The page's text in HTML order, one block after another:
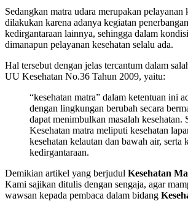
Sedangkan matra udara merupakan pelayanan
dilakukan karena adanya kegiatan
kedirgantaraan lainnya, sehingga dalam
dimanapun pelayanan kesehatan selalu ada.
Hal tersebut dengan jelas tercantum dalam
UU Kesehatan No.36 Tahun 2009, yaitu:
“kesehatan matra” dalam ketentuan ini
dengan lingkungan berubah secara
dapat menimbulkan masalah kesehatan.
Kesehatan matra meliputi kesehatan
kesehatan kelautan dan bawah air, serta
kedirgantaraan.
Demikian artikel yang berjudul Kesehatan
Kami sajikan ditulis dengan sengaja, agar
wawsan kepada pembaca dalam bidang